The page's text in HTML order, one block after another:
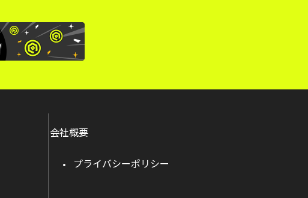
会社概要
プライバシーポリシー